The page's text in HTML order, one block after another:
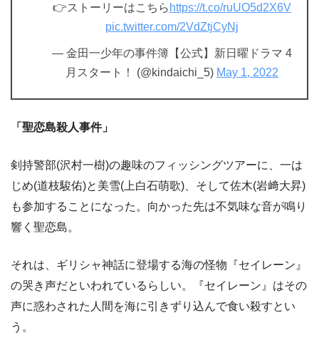
👉ストーリーはこちら https://t.co/ruUO5d2X6V
pic.twitter.com/2VdZtjCyNj
— 金田一少年の事件簿【公式】新日曜ドラマ 4
月スタート！ (@kindaichi_5) May 1, 2022
「聖恋島殺人事件」
剣持警部(沢村一樹)の趣味のフィッシングツアーに、一は
じめ(道枝駿佑)と美雪(上白石萌歌)、そして佐木(岩﨑大昇)
も参加することになった。向かった先は不気味な音が鳴り
響く聖恋島。
それは、ギリシャ神話に登場する海の怪物『セイレーン』
の哭き声だといわれているらしい。『セイレーン』はその
声に惑わされた人間を海に引きずり込んで食い殺すとい
う。